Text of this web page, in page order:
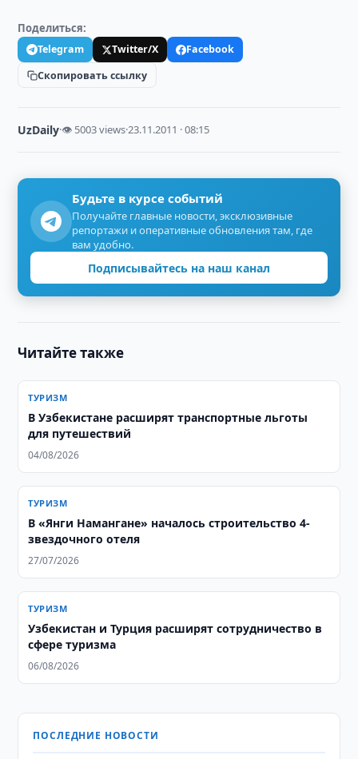
Поделиться:
Telegram Twitter/X
Facebook
Скопировать ссылку
UzDaily·👁 5003 views·23.11.2011 · 08:15
Будьте в курсе событий
Получайте главные новости, эксклюзивные
репортажи и оперативные обновления там, где
вам удобно.
Подписывайтесь на наш канал
Читайте также
ТУРИЗМ
В Узбекистане расширят транспортные льготы
для путешествий
04/08/2026
ТУРИЗМ
В «Янги Намангане» началось строительство 4-
звездочного отеля
27/07/2026
ТУРИЗМ
Узбекистан и Турция расширят сотрудничество в
сфере туризма
06/08/2026
ПОСЛЕДНИЕ НОВОСТИ